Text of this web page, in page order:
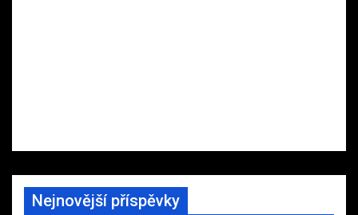
Nejnovější příspěvky